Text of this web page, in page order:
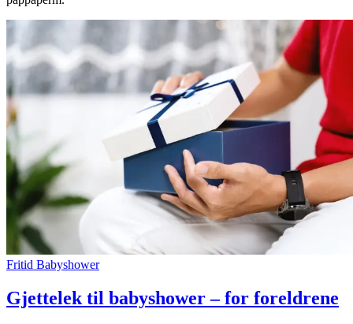
Fritid Babyshower
Gjettelek til babyshower – for foreldrene